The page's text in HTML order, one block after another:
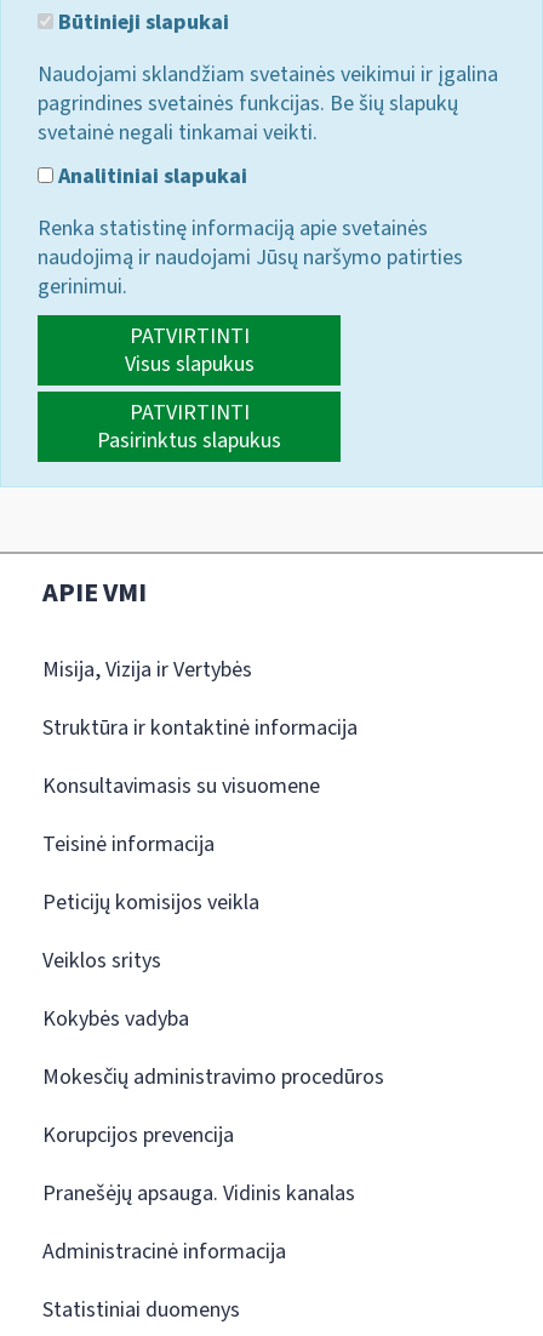
Būtinieji slapukai
Naudojami sklandžiam svetainės veikimui ir įgalina
pagrindines svetainės funkcijas. Be šių slapukų
svetainė negali tinkamai veikti.
Analitiniai slapukai
Renka statistinę informaciją apie svetainės
naudojimą ir naudojami Jūsų naršymo patirties
gerinimui.
PATVIRTINTI
Visus slapukus
PATVIRTINTI
Pasirinktus slapukus
APIE VMI
Misija, Vizija ir Vertybės
Struktūra ir kontaktinė informacija
Konsultavimasis su visuomene
Teisinė informacija
Peticijų komisijos veikla
Veiklos sritys
Kokybės vadyba
Mokesčių administravimo procedūros
Korupcijos prevencija
Pranešėjų apsauga. Vidinis kanalas
Administracinė informacija
Statistiniai duomenys